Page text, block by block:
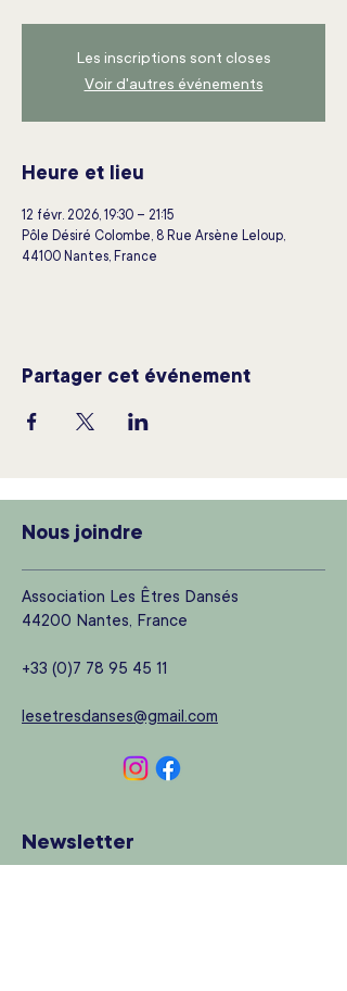
Les inscriptions sont closes
Voir d'autres événements
Heure et lieu
12 févr. 2026, 19:30 – 21:15
Pôle Désiré Colombe, 8 Rue Arsène Leloup,
44100 Nantes, France
Partager cet événement
Nous joindre
Association Les Êtres Dansés
44200 Nantes, France
+33 (0)7 78 95 45 11
lesetresdanses@gmail.com
Newsletter